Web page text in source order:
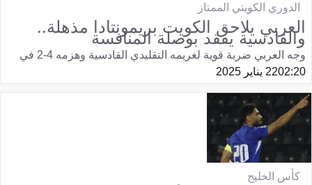
الدوري الكويتي الممتاز
العربي يلاحق الكويت بريمونتادا مذهلة..
والقادسية يفقد بوصلة المنافسة
وجه العربي ضربة قوية لغريمه التقليدي القادسية وهزمه 4-2 في
02:2022 يناير 2025
كأس الخليج